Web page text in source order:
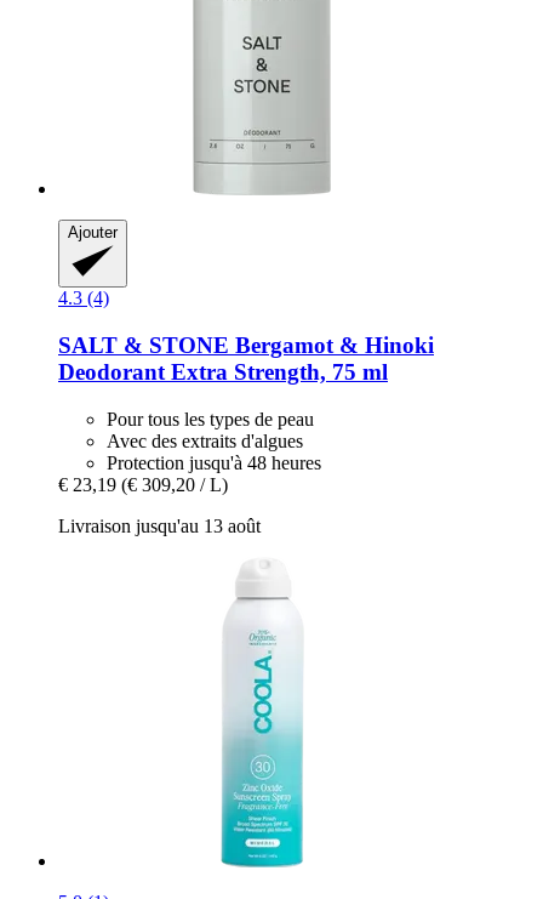
Ajouter
4.3 (4)
SALT & STONE Bergamot & Hinoki
Deodorant Extra Strength, 75 ml
Pour tous les types de peau
Avec des extraits d'algues
Protection jusqu'à 48 heures
€ 23,19 (€ 309,20 / L)
Livraison jusqu'au 13 août